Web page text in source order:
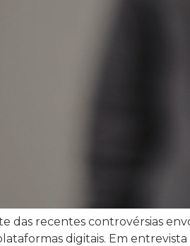
das recentes controvérsias
digitais. Em entrevista